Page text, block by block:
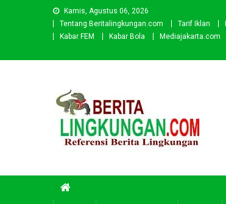
Kamis, Agustus 06, 2026
Tentang Beritalingkungan.com
Tarif Iklan
Kabar FEM
Kabar Bola Mediajakarta.com